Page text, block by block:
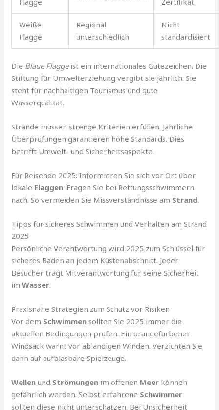
Flagge
Zertifikat
Weiße
Flagge
Regional
unterschiedlich
Nicht
standardisiert
Die Blaue Flaggeist ein internationales Gütezeichen. Die
Stiftung für Umwelterziehung vergibt sie jährlich. Sie
steht für nachhaltigen Tourismus und gute
Wasserqualität.
Strände müssen strenge Kriterien erfüllen. Jährliche
Überprüfungen garantieren hohe Standards. Dies
betrifft Umwelt- und Sicherheitsaspekte.
Für Reisende 2025: Informieren Sie sich vor Ort über
lokale Flaggen. Fragen Sie bei Rettungsschwimmern
nach. So vermeiden Sie Missverständnisse am Strand.
Tipps für sicheres Schwimmen und Verhalten am Strand
2025
Persönliche Verantwortung wird 2025 zum Schlüssel für
sicheres Baden an jedem Küstenabschnitt. Jeder
Besucher trägt Mitverantwortung für seine Sicherheit
imWasser.
Praxisnahe Strategien zum Schutz vor Risiken
Vor dem Schwimmen sollten Sie 2025 immer die
aktuellen Bedingungen prüfen. Ein orangefarbener
Windsack warnt vor ablandigen Winden. Verzichten Sie
dann auf aufblasbare Spielzeuge.
Wellen und Strömungen im offenen Meer können
gefährlich werden. Selbst erfahrene Schwimmer
sollten diese nicht unterschätzen. Bei Unsicherheit